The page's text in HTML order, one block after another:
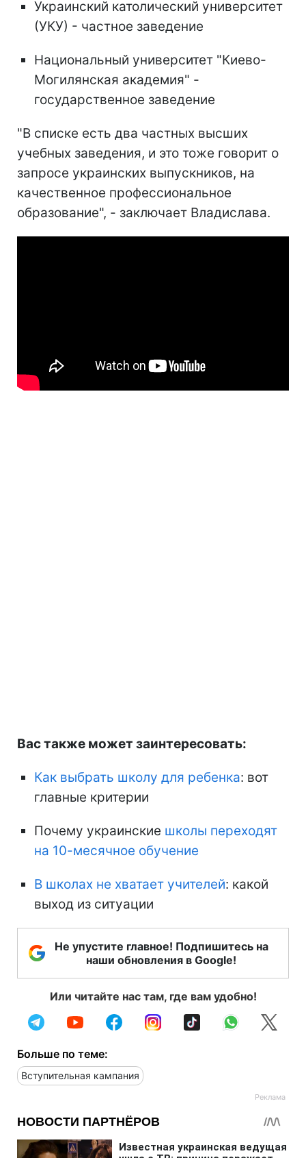
Украинский католический университет
(УКУ) - частное заведение
Национальный университет "Киево-
Могилянская академия" -
государственное заведение
"В списке есть два частных высших
учебных заведения, и это тоже говорит о
запросе украинских выпускников, на
качественное профессиональное
образование", - заключает Владислава.
Вас также может заинтересовать:
Как выбрать школу для ребенка: вот
главные критерии
Почему украинские школы переходят
на 10-месячное обучение
В школах не хватает учителей: какой
выход из ситуации
Не упустите главное! Подпишитесь на
наши обновления в Google!
Или читайте нас там, где вам удобно!
Больше по теме:
Вступительная кампания